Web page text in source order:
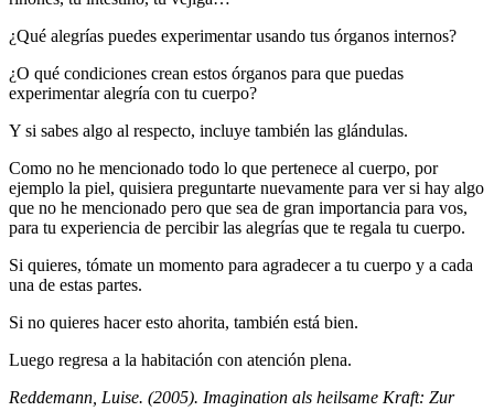
¿Qué alegrías puedes experimentar usando tus órganos internos?
¿O qué condiciones crean estos órganos para que puedas
experimentar alegría con tu cuerpo?
Y si sabes algo al respecto, incluye también las glándulas.
Como no he mencionado todo lo que pertenece al cuerpo, por
ejemplo la piel, quisiera preguntarte nuevamente para ver si hay algo
que no he mencionado pero que sea de gran importancia para vos,
para tu experiencia de percibir las alegrías que te regala tu cuerpo.
Si quieres, tómate un momento para agradecer a tu cuerpo y a cada
una de estas partes.
Si no quieres hacer esto ahorita, también está bien.
Luego regresa a la habitación con atención plena.
Reddemann, Luise. (2005). Imagination als heilsame Kraft: Zur